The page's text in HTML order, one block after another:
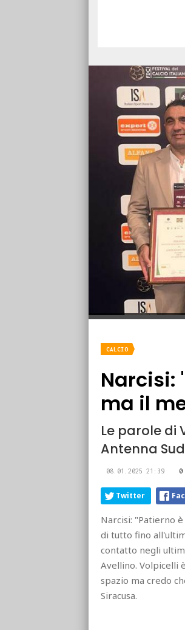
CALCIO
Narcisi:
ma il
Le parole di
Antenna Sud
08.01.2025 21:39 0
Twitter
Narcisi: "Patierno
di tutto fino
contatto negli
Avellino. Volpicelli
spazio ma credo
Siracusa.